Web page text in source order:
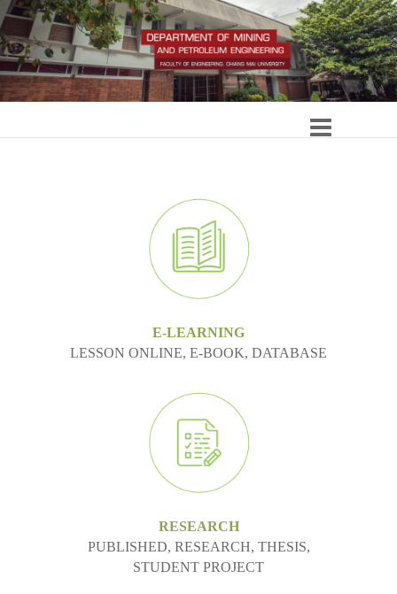
E-LEARNING
LESSON ONLINE, E-BOOK, DATABASE
RESEARCH
PUBLISHED, RESEARCH, THESIS,
STUDENT PROJECT